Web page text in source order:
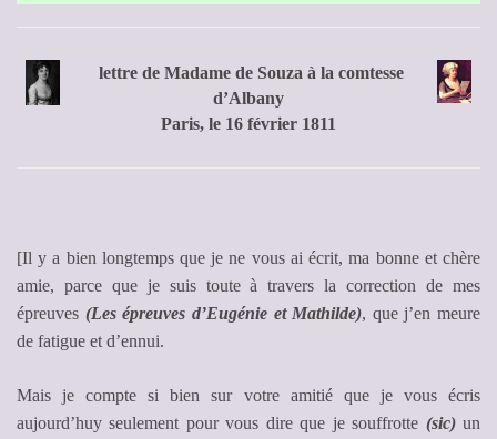
lettre de Madame de Souza à la comtesse
d’Albany
Paris, le 16 février 1811
[Il y a bien longtemps que je ne vous ai écrit, ma bonne et chère
amie, parce que je suis toute à travers la correction de mes
épreuves (Les épreuves d’Eugénie et Mathilde), que j’en meure
de fatigue et d’ennui.
Mais je compte si bien sur votre amitié que je vous écris
aujourd’huy seulement pour vous dire que je souffrotte (sic)un